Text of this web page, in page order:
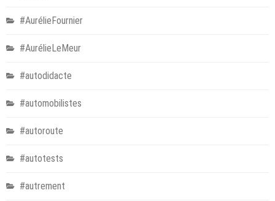
#AurélieFournier
#AurélieLeMeur
#autodidacte
#automobilistes
#autoroute
#autotests
#autrement